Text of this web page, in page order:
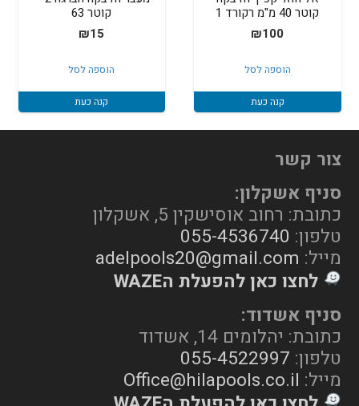
קוטר 40 מ"מ רקורד 1
₪100
הוספה לסל
קנה כעת
קוטר 63
₪15
הוספה לסל
קנה כעת
צור קשר
סניף אשקלון:
כתובת: רחוב אוסישקין 5, אשקלון
טלפון: 055-4536740
מייל: adelpools20@gmail.com
לחצו כאן להפעלת הWAZE
סניף אשדוד:
כתובת: יהלומים 14, אשדוד
טלפון: 055-4522997
מייל: Office@hilapools.co.il